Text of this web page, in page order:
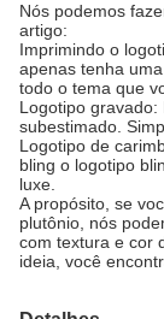
Nós podemos
artigo:
Imprimindo o
apenas tenha
todo o tema que
Logotipo
subestimado.
Logotipo de
bling o logotipo
luxe.
A propósito, se
plutônio, nós
com textura e cor
ideia, você